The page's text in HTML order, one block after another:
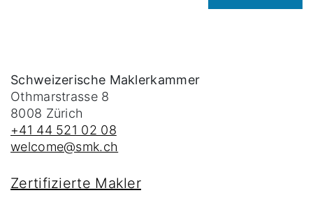
Schweizerische Maklerkammer
Othmarstrasse 8
8008 Zürich
+41 44 521 02 08
welcome@smk.ch
Zertifizierte Makler